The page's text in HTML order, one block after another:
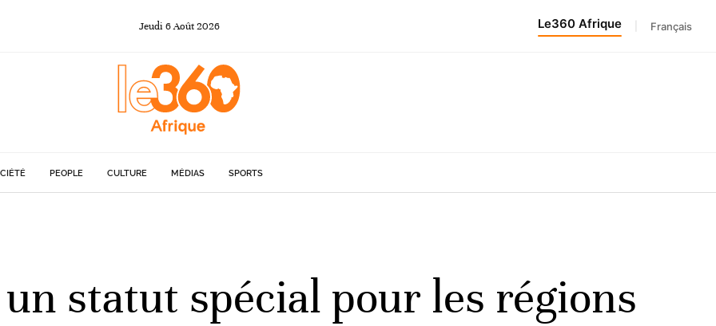
Jeudi 6Août 2026 Le360 Afrique Français
PEOPLE CULTURE MÉDIAS SPORTS
statut spécial pour les régions